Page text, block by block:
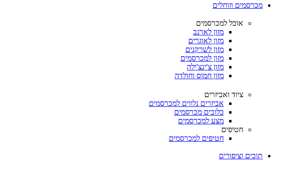
מכרסמים וזוחלים
אוכל למכרסמים
מזון לארנב
מזון לאוגרים
מזון לשרקנים
מזון למכרסמים
מזון צ'ינצ'ילה
מזון חמוס וחולדה
ציוד ואביזרים
אביזרים נלווים למכרסמים
כלובים מכרסמים
מצע למכרסמים
חטיפים
חטיפים למכרסמים
תוכים וציפורים